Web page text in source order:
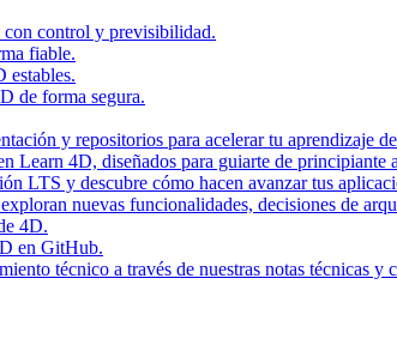
con control y previsibilidad.
fiable.
estables.
de forma segura.
y repositorios para acelerar tu aprendizaje
Learn 4D, diseñados para guiarte de principiante
LTS y descubre cómo hacen avanzar tus
nuevas funcionalidades, decisiones de
4D.
en GitHub.
técnico a través de nuestras notas técnicas y